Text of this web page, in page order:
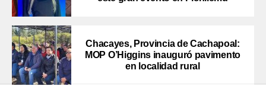
Chacayes, Provincia de Cachapoal:
MOP O’Higgins inauguró pavimento
en localidad rural